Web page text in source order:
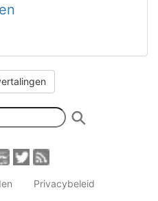
Privacybeleid